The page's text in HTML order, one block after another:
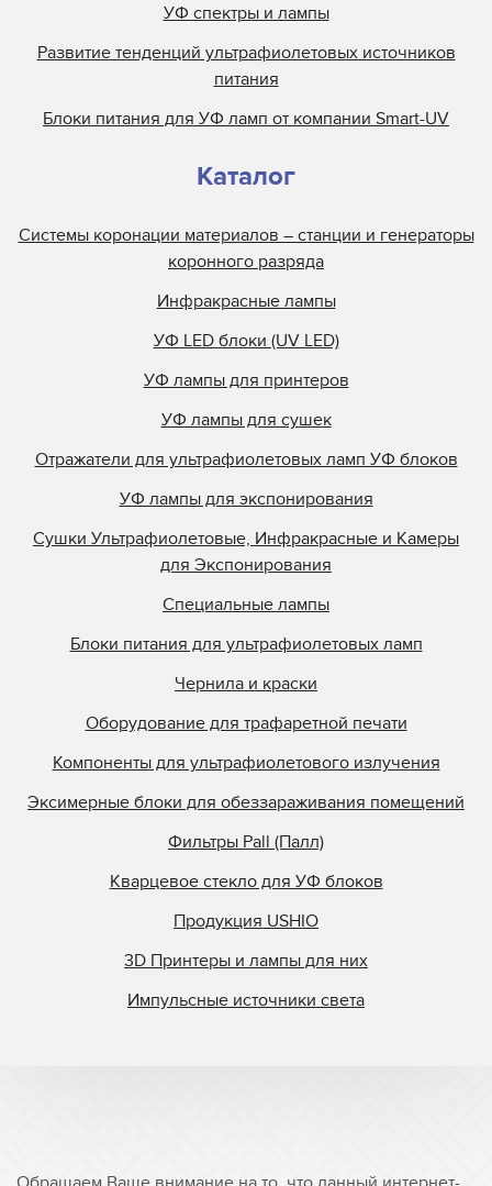
Metal Box
Metronic
Miltec
Nilpeter
Objet
Online Energy
Philips
Polarlamp
Polytype
Primarc
Prime UV
Quality Discount Pre
Research Inc.
Samlink
Singulus
Southern Lamps
Specialty Coatings
StrataSys
Superfici
Superfine Printing M
Superior Quartz
Svecia
Tasic
TCS
УФ спектры и лампы
Развитие тенденций ультрафиолетовых источников
питания
Блоки питания для УФ ламп от компании Smart-UV
Каталог
Системы коронации материалов – станции и генераторы
коронного разряда
Инфракрасные лампы
УФ LED блоки (UV LED)
УФ лампы для принтеров
УФ лампы для сушек
Отражатели для ультрафиолетовых ламп УФ блоков
УФ лампы для экспонирования
Сушки Ультрафиолетовые, Инфракрасные и Камеры
для Экспонирования
Специальные лампы
Блоки питания для ультрафиолетовых ламп
Чернила и краски
Оборудование для трафаретной печати
Компоненты для ультрафиолетового излучения
Эксимерные блоки для обеззараживания помещений
Фильтры Pall (Палл)
Кварцевое стекло для УФ блоков
Продукция USHIO
3D Принтеры и лампы для них
Импульсные источники света